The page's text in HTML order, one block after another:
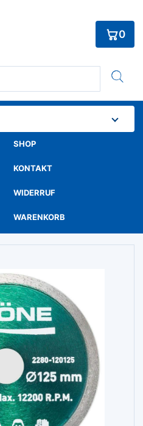
0
SHOP
KONTAKT
WIDERRUF
WARENKORB